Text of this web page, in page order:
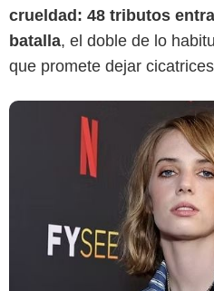
crueldad: 48 tributos
batalla, el doble de lo
que promete dejar